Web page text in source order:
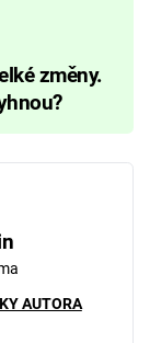
změny.
AUTORA